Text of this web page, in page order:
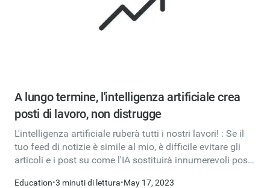
A lungo termine, l'intelligenza artificiale crea
posti di lavoro, non distrugge
L'intelligenza artificiale ruberà tutti i nostri lavori! : Se il
tuo feed di notizie è simile al mio, è difficile evitare gli
articoli e i post su come l'IA sostituirà innumerevoli posti
Education•3 minuti di lettura•May 17, 2023